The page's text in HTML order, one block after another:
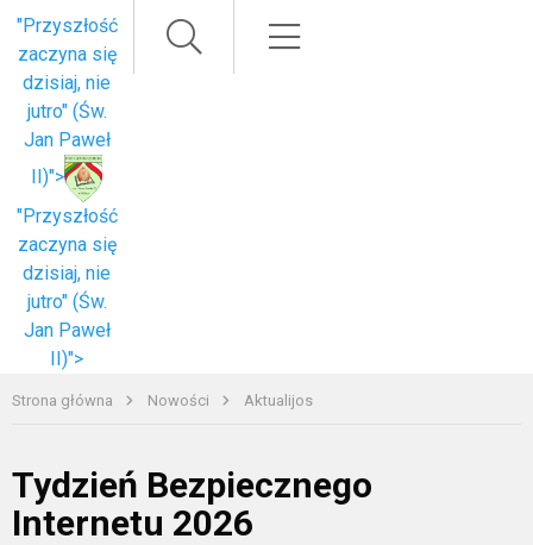
"Przyszłość
zaczyna się
dzisiaj, nie
jutro" (Św.
Jan Paweł
II)">
"Przyszłość
zaczyna się
dzisiaj, nie
jutro" (Św.
Jan Paweł
II)">
Strona główna Nowości Aktualijos
Tydzień Bezpiecznego
Internetu 2026